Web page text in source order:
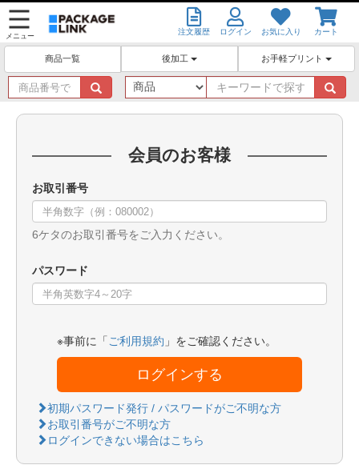
メニュー 注文履歴 ログイン お気に入り カート
商品一覧 後加工 お手軽プリント
商
品
番
キ
ー
ワ
会員のお客様
お取引番号
6ケタのお取引番号をご入力ください。
パスワード
※事前に「 ご利用規約 」をご確認ください。
ログインする
初期パスワード発行 / パスワードがご不明な方
お取引番号がご不明な方
ログインできない場合はこちら